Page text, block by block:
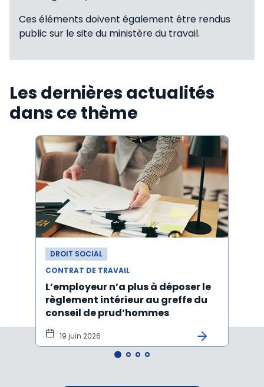
Ces éléments doivent également être rendus
public sur le site du ministère du travail.
Les dernières actualités
dans ce thème
DROIT SOCIAL
CONTRAT DE TRAVAIL
L’employeur n’a plus à déposer le
règlement intérieur au greffe du
conseil de prud’hommes
19 juin 2026